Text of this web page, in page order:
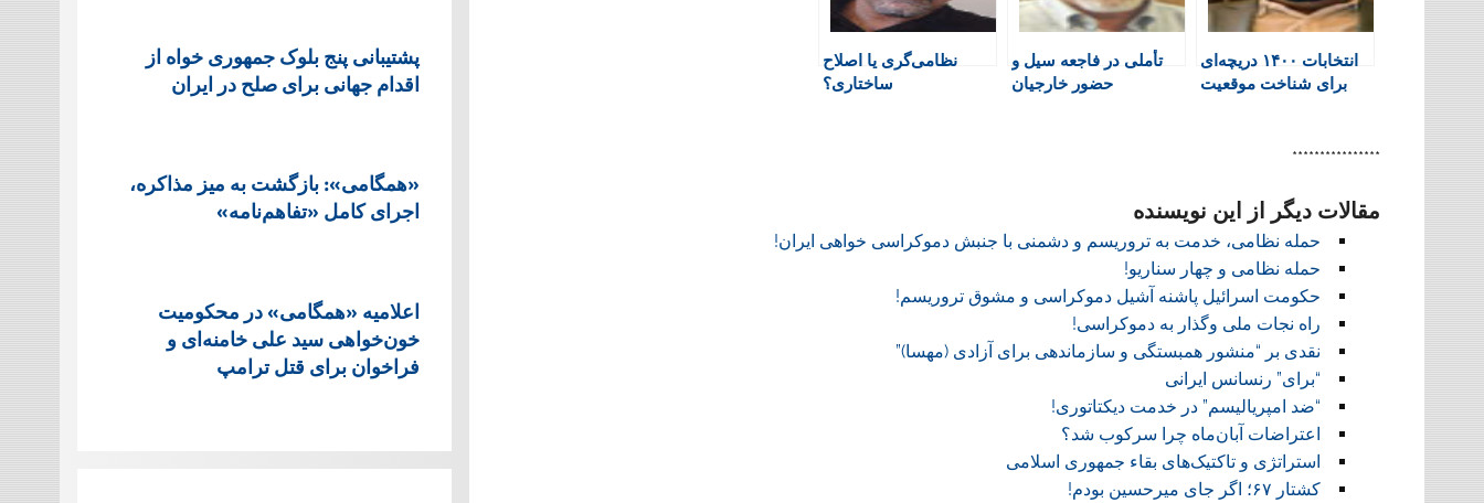
m
i
n
p
k
i
e
n
انتخابات ۱۴۰۰ دریچه‌ای
برای شناخت موقعیت
تأملی در فاجعه سیل و
حضور خارجیان
نظامی‌گری یا اصلاح‌
ساختاری؟
****************
مقالات دیگر از این نویسنده
حمله نظامی، خدمت به تروریسم و دشمنی با جنبش دموکراسی خواهی ایران!
حمله نظامی و چهار سناریو!
حکومت اسرائیل پاشنه آشیل دموکراسی و مشوق تروریسم!
راه نجات ملی وگذار به دموکراسی!
نقدی بر “منشور همبستگی و سازماندهی برای آزادی (مهسا)”
“برای” رنسانس ایرانی
“ضد امپریالیسم” در خدمت دیکتاتوری!
اعتراضات آبان‌ماه چرا سرکوب شد؟
استراتژی و تاکتیک‌های بقاء جمهوری اسلامی
کشتار ۶۷؛ اگر جای میرحسین بودم!
پشتيبانی پنج بلوک جمهوری خواه از
اقدام جهانی برای صلح در ایران
«همگامی»: بازگشت به میز مذاکره،
اجرای کامل «تفاهم‌نامه»
اعلامیه «همگامی» در محکومیت
خون‌خواهی سید علی خامنه‌ای و
فراخوان برای قتل ترامپ